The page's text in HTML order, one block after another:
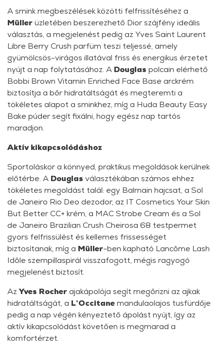
A smink megbeszélések közötti felfrissítéséhez a
Müllerüzletében beszerezhető Dior szájfény ideális
választás, a megjelenést pedig az Yves Saint Laurent
Libre Berry Crush parfüm teszi teljessé, amely
gyümölcsös-virágos illatával friss és energikus érzetet
nyújt a nap folytatásához. A Douglas polcain elérhető
Bobbi Brown Vitamin Enriched Face Base arckrém
biztosítja a bőr hidratáltságát és megteremti a
tökéletes alapot a sminkhez, míg a Huda Beauty Easy
Bake púder segít fixálni, hogy egész nap tartós
maradjon.
Aktív kikapcsolódáshoz
Sportoláskor a könnyed, praktikus megoldások kerülnek
előtérbe. A Douglas választékában számos ehhez
tökéletes megoldást talál: egy Balmain hajcsat, a Sol
de Janeiro Rio Deo dezodor, az IT Cosmetics Your Skin
But Better CC+ krém, a MAC Strobe Cream és a Sol
de Janeiro Brazilian Crush Cheirosa 68 testpermet
gyors felfrissülést és kellemes frissességet
biztosítanak, míg a Müller-ben kapható Lancôme Lash
Idôle szempillaspirál visszafogott, mégis ragyogó
megjelenést biztosít.
AzYves Rocherajakápolója segít megőrizni az ajkak
hidratáltságát, a L’Occitanemandulaolajos tusfürdője
pedig a nap végén kényeztető ápolást nyújt, így az
aktív kikapcsolódást követően is megmarad a
komfortérzet.